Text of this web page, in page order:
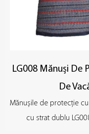
LG008 Mănuși De
De
Mănușile de protecție
cu strat dublu